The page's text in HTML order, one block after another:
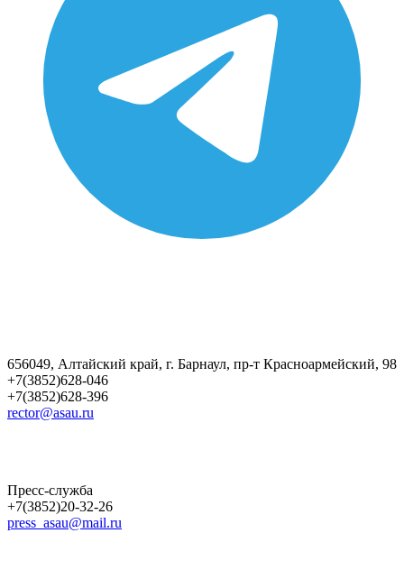
656049, Алтайский край, г. Барнаул, пр-т Красноармейский, 98
+7(3852)628-046
+7(3852)628-396
rector@asau.ru
Пресс-служба
+7(3852)20-32-26
press_asau@mail.ru